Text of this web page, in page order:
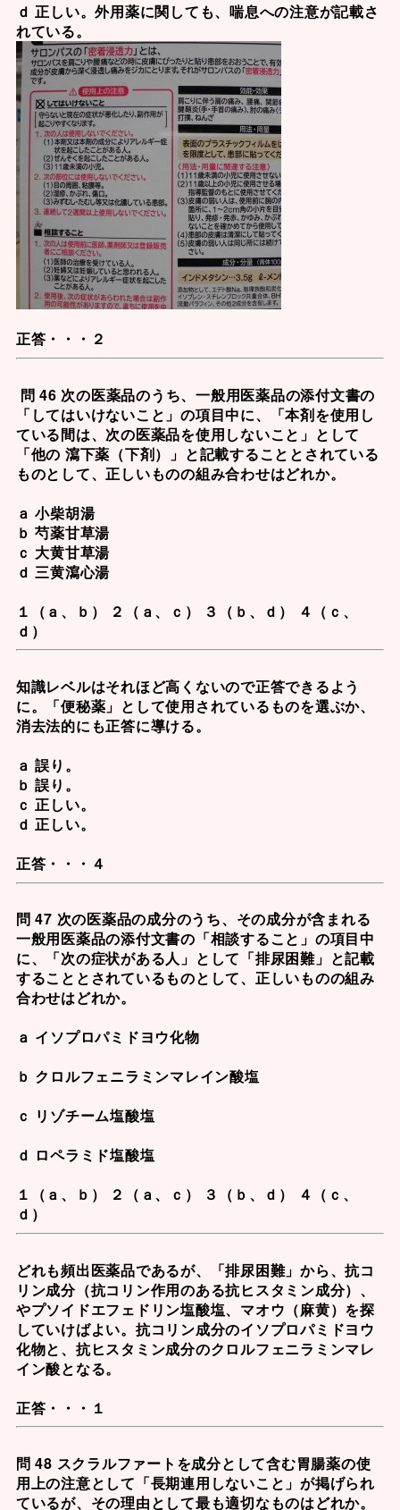
ｄ 正しい。外用薬に関しても、喘息への注意が記載さ
れている。
正答・・・２
問 46 次の医薬品のうち、一般用医薬品の添付文書の
「してはいけないこと」の項目中に、「本剤を使用し
ている間は、次の医薬品を使用しないこと」として
「他の 瀉下薬（下剤）」と記載することとされている
ものとして、正しいものの組み合わせはどれか。
ａ 小柴胡湯
ｂ 芍薬甘草湯
ｃ 大黄甘草湯
ｄ 三黄瀉心湯
１（ａ、ｂ） ２（ａ、ｃ） ３（ｂ、ｄ） ４（ｃ、
ｄ）
知識レベルはそれほど高くないので正答できるよう
に。「便秘薬」として使用されているものを選ぶか、
消去法的にも正答に導ける。
ａ 誤り。
ｂ 誤り。
ｃ 正しい。
ｄ 正しい。
正答・・・４
問 47 次の医薬品の成分のうち、その成分が含まれる
一般用医薬品の添付文書の「相談すること」の項目中
に、「次の症状がある人」として「排尿困難」と記載
することとされているものとして、正しいものの組み
合わせはどれか。
ａ イソプロパミドヨウ化物
ｂ クロルフェニラミンマレイン酸塩
ｃ リゾチーム塩酸塩
ｄ ロペラミド塩酸塩
１（ａ、ｂ） ２（ａ、ｃ） ３（ｂ、ｄ） ４（ｃ、
ｄ）
どれも頻出医薬品であるが、「排尿困難」から、抗コ
リン成分（抗コリン作用のある抗ヒスタミン成分）、
やプソイドエフェドリン塩酸塩、 マオウ （麻黄）を探
していけばよい。抗コリン成分のイソプロパミドヨウ
化物と、抗ヒスタミン成分のクロルフェニラミンマレ
イン酸となる。
正答・・・１
問 48 スクラルファートを成分として含む胃腸薬の使
用上の注意として「長期連用しないこと」が掲げられ
ているが、その理由として最も適切なものはどれか。